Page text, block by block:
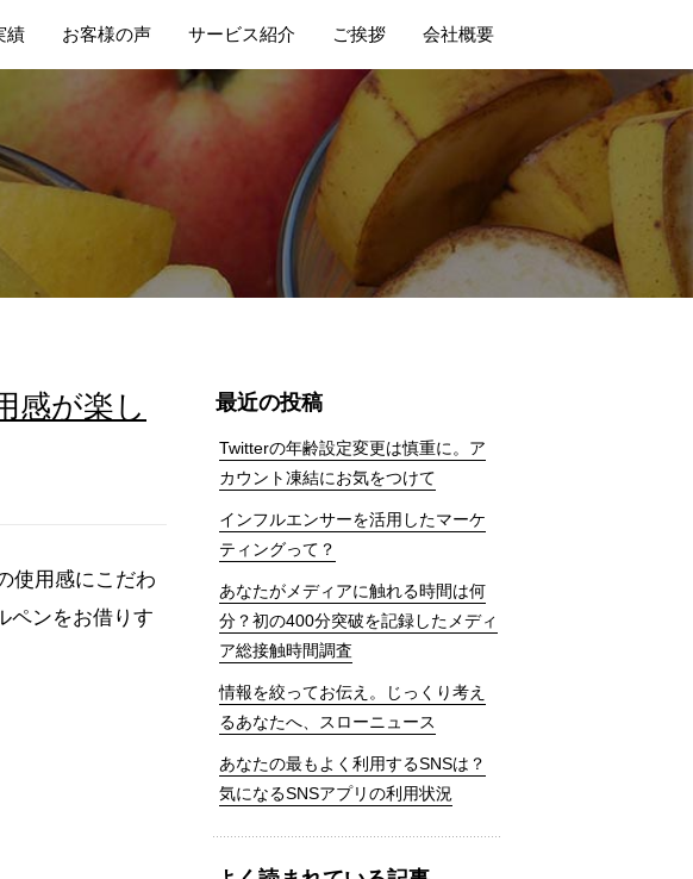
績 お客様の声 サービス紹介 ご挨拶 会社概要
感が楽し
使用感にこだわ
ペンをお借りす
最近の投稿
Twitterの年齢設定変更は慎重に。ア
カウント凍結にお気をつけて
インフルエンサーを活用したマーケ
ティングって？
あなたがメディアに触れる時間は何
分？初の400分突破を記録したメディ
ア総接触時間調査
情報を絞ってお伝え。じっくり考え
るあなたへ、スローニュース
あなたの最もよく利用するSNSは？
気になるSNSアプリの利用状況